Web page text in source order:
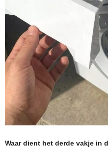
Waar dient het derde vakje in